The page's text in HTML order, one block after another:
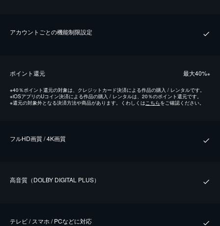
アカウントごとの機能制限設定
ポイント還元 最⼤40%※
※40％ポイント還元の対象は、クレジットカード決済による作品の購入 / レンタルです。
※iOSアプリのUコイン決済による作品の購入 / レンタルは、20％のポイント還元です。
※還元の対象外となる決済方法や商品があります。くわしくはこちらをご確認ください。
フルHD画質 / 4K画質
⾼⾳質（DOLBY DIGITAL PLUS）
テレビ / スマホ / PCなどに対応